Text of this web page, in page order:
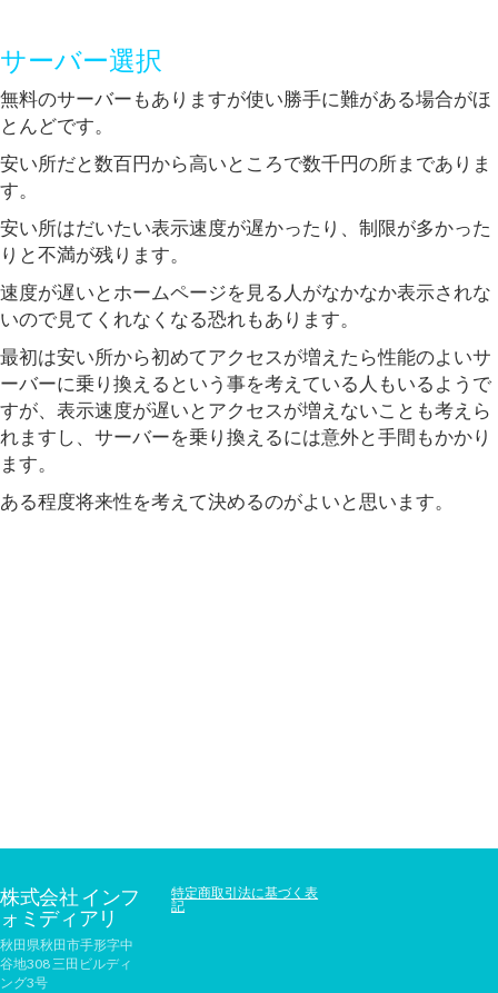
サーバー選択
無料のサーバーもありますが使い勝手に難がある場合がほ
とんどです。
安い所だと数百円から高いところで数千円の所までありま
す。
安い所はだいたい表示速度が遅かったり、制限が多かった
りと不満が残ります。
速度が遅いとホームページを見る人がなかなか表示されな
いので見てくれなくなる恐れもあります。
最初は安い所から初めてアクセスが増えたら性能のよいサ
ーバーに乗り換えるという事を考えている人もいるようで
すが、表示速度が遅いとアクセスが増えないことも考えら
れますし、サーバーを乗り換えるには意外と手間もかかり
ます。
ある程度将来性を考えて決めるのがよいと思います。
株式会社 インフ
ォミディアリ
秋田県秋田市手形字中
谷地308 三田ビルディ
ング3号
特定商取引法に基づく表
記